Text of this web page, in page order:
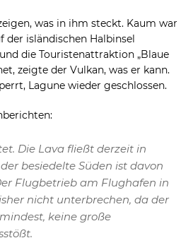
was in ihm steckt. Kaum war
der isländischen Halbinsel
die Touristenattraktion „Blaue
zeigte der Vulkan, was er kann.
Lagune wieder geschlossen.
Die Lava fließt derzeit in
besiedelte Süden ist davon
Flugbetrieb am Flughafen in
nicht unterbrechen, da der
keine große